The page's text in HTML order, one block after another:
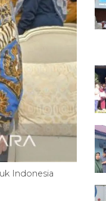
Indonesia